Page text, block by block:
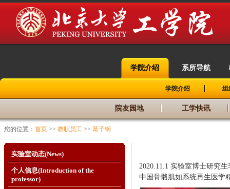
学院介绍 系所导航
学院介绍 组
院友园地 工学快讯
您的位置： 首页 >> 教职员工 >> 葛子钢
实验室动态(News)
个人信息(Introduction of the
professor)
2020.11.1 实验室博士研究
中国骨骼肌如系统再生医学